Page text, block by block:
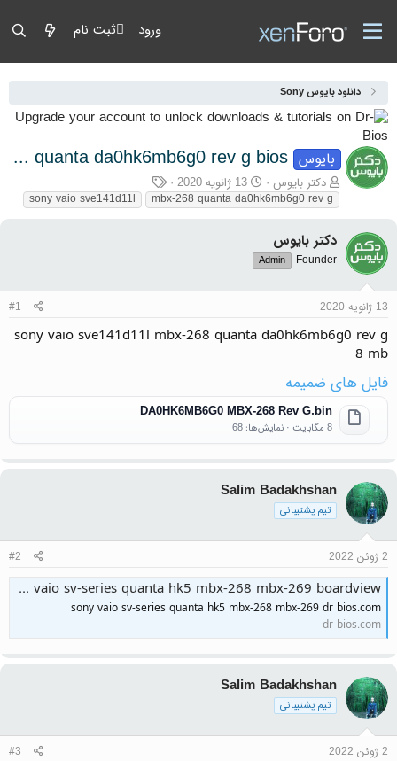
ورود ثبت نام
دانلود بایوس Sony
بایوس sony vaio sve141d11l mbx-268 quanta da0hk6mb6g0 rev g bios
آغازگر گفتمان
دکتر بایوس تاریخ شروع
13 ژانویه 2020 برچسب‌ها
mbx-268 quanta da0hk6mb6g0 rev g
sony vaio sve141d11l
دکتر بایوس
Founder
Admin
13 ژانویه 2020 #1
sony vaio sve141d11l mbx-268 quanta da0hk6mb6g0 rev g
8 mb
فایل های ضمیمه
DA0HK6MB6G0 MBX-268 Rev G.bin
8 مگابایت · نمایش‌ها: 68
Salim Badakhshan
تیم پشتیبانی
2 ژوئن 2022 #2
sony vaio sv-series quanta hk5 mbx-268 mbx-269 boardview
sony vaio sv-series quanta hk5 mbx-268 mbx-269 dr bios.com
dr-bios.com
Salim Badakhshan
تیم پشتیبانی
2 ژوئن 2022 #3